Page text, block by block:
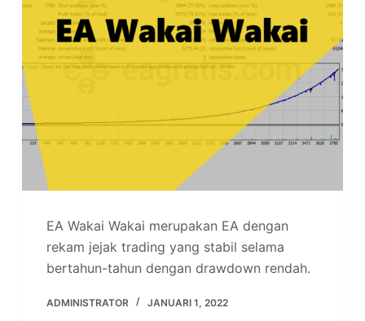
EA Wakai Wakai merupakan EA dengan
rekam jejak trading yang stabil selama
bertahun-tahun dengan drawdown rendah.
ADMINISTRATOR JANUARI 1, 2022